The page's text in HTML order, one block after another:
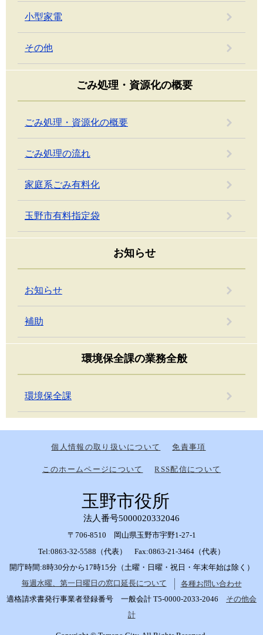
小型家電
その他
ごみ処理・資源化の概要
ごみ処理・資源化の概要
ごみ処理の流れ
家庭系ごみ有料化
玉野市有料指定袋
お知らせ
お知らせ
補助
環境保全課の業務全般
環境保全課
個人情報の取り扱いについて 免責事項
このホームページについて RSS配信について
玉野市役所
法人番号5000020332046
〒706-8510 岡山県玉野市宇野1-27-1
Tel:0863-32-5588（代表） Fax:0863-21-3464（代表）
開庁時間:8時30分から17時15分（土曜・日曜・祝日・年末年始は除く）
毎週水曜、第一日曜日の窓口延長について
各種お問い合わせ
適格請求書発行事業者登録番号 一般会計 T5-0000-2033-2046 その他会
計